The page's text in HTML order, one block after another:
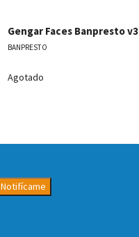
Gengar Faces Banpresto v3
BANPRESTO
Agotado
Notifícame